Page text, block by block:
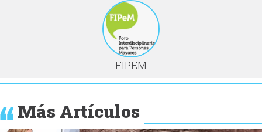
FIPEM
Más Artículos